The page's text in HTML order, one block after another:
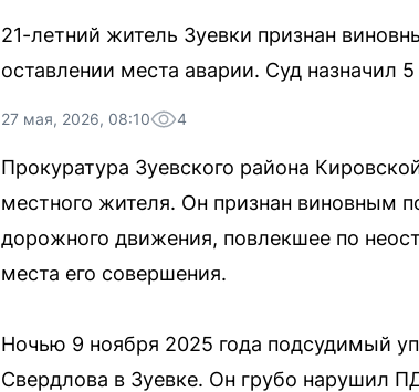
21-летний житель Зуевки признан
оставлении места аварии. Суд назначил
27 мая, 2026, 08:10 4
Прокуратура Зуевского района
местного жителя. Он признан виновным
дорожного движения, повлекшее по
места его совершения.
Ночью 9 ноября 2025 года подсудимый
Свердлова в Зуевке. Он грубо нарушил